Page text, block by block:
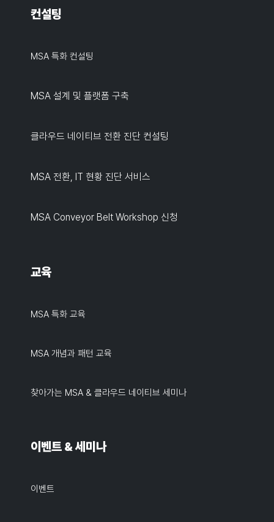
컨설팅
MSA 특화 컨설팅
MSA 설계 및 플랫폼 구축
클라우드 네이티브 전환 진단 컨설팅
MSA 전환, IT 현황 진단 서비스
MSA Conveyor Belt Workshop 신청
교육
MSA 특화 교육
MSA 개념과 패턴 교육
찾아가는 MSA & 클라우드 네이티브 세미나
이벤트 & 세미나
이벤트